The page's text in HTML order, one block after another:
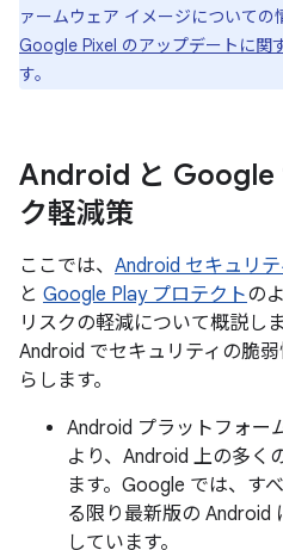
ァームウェア イメージについての
Google Pixel のアップデートに関
す。
Android と Google
ク軽減策
ここでは、 Android セキュリ
と Google Play プロテクトの
リスクの軽減について概説し
Android でセキュリティの脆
らします。
Android プラットフォー
より、Android 上の多く
ます。Google では、す
る限り最新版の Android
しています。